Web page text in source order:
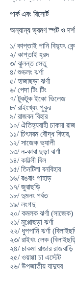
পার্ক এবং রিসোর্ট
অন্যান্য ভ্রমণ স্পট ও
১/ কাপ্তাই পানি বিদ্যুৎ
২/ কাপ্তাই হ্রদ
৩/ ঝুলন্ত সেতু
৪/ শুভলং ঝর্ণা
৫/ হাজাছড়া ঝর্ণা
৬/ পেদা টিং টিং
৭/ টুকটুক ইকো ভিলেজ
৮/ রাইংখ্যং পুকুর
৯/ রাজবন বিহার
১০/ ঐতিহ্যবাহী চাকমা
১১/ চিৎমরম বৌদ্ধ বিহার,
১২/ সাজেক ভ্যালী
১৩/ ন-কাবা ছড়া ঝর্ণা
১৪/ কাট্টলী বিল
১৫/ তিনটিলা বনবিহার
১৬/ রঙরাং পাহাড়
১৭/ জুরাছড়ি
১৮/ দুমলং পর্বত
১৯/ লংগদু
২০/ কমলক ঝর্ণা (সাজেক)
২১/ মুপ্পোছড়া ঝর্ণা
২২/ ধুপপানি ঝর্ণা
২৩/ রাইখং লেক
২৪/ চাকমা রাজার রাজবাড়ি
২৫/ ওয়াগ্গা চা এস্টেট
২৬/ উপজাতীয় যাদুঘর